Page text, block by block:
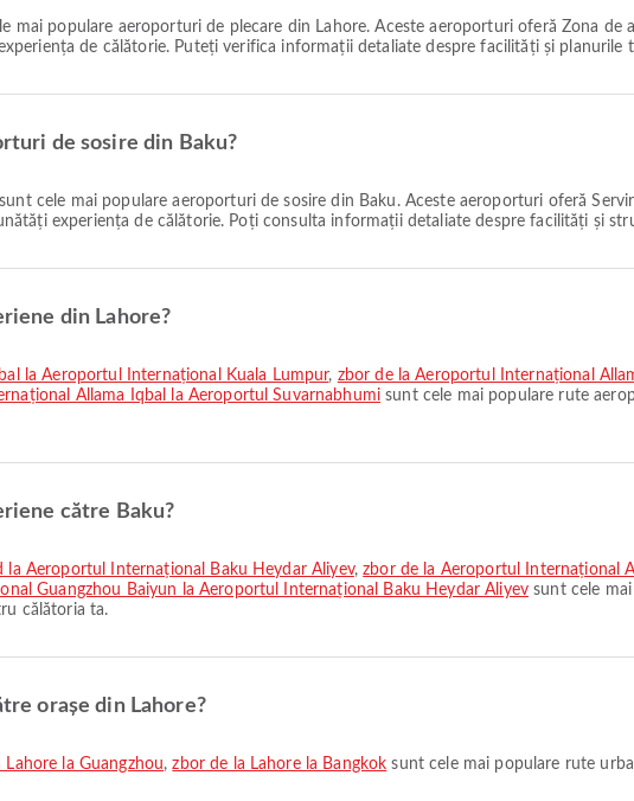
mai populare aeroporturi de plecare din Lahore. Aceste aeroporturi oferă Zona de
de călătorie. Puteți verifica informații detaliate despre facilități și planurile
de sosire din Baku?
sunt cele mai populare aeroporturi de sosire din Baku. Aceste aeroporturi oferă
experiența de călătorie. Poți consulta informații detaliate despre facilități și
din Lahore?
la Aeroportul Internațional Kuala Lumpur, zbor de la Aeroportul Internațional
Allama Iqbal la Aeroportul Suvarnabhumi sunt cele mai populare rute
către Baku?
la Aeroportul Internațional Baku Heydar Aliyev,zbor de la Aeroportul Internațional
Guangzhou Baiyun la Aeroportul Internațional Baku Heydar Aliyevsunt cele mai
călătoria ta.
orașe din Lahore?
Lahore la Guangzhou,zbor de la Lahore la Bangkok sunt cele mai populare rute